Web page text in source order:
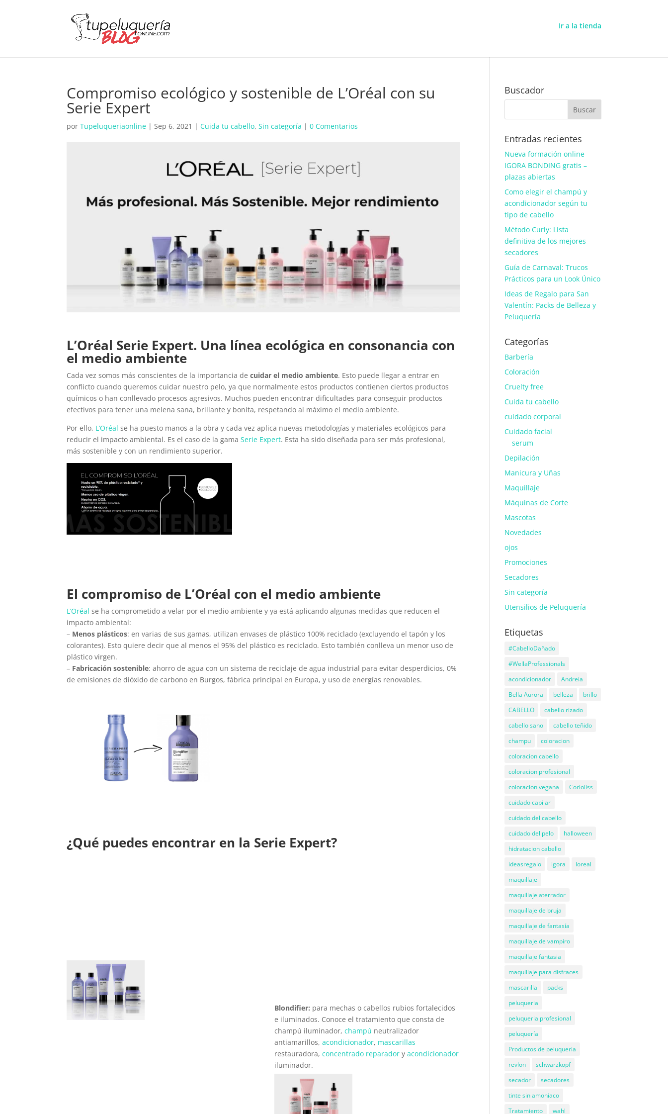
Ir a la tienda
Compromiso ecológico y sostenible de L’Oréal con su
Serie Expert
porTupeluqueriaonline |Sep 6, 2021 |Cuida tu cabello,Sin categoría |0 Comentarios
L’Oréal Serie Expert. Una línea ecológica en consonancia con
el medio ambiente
Cada vez somos más conscientes de la importancia decuidar el medio ambiente. Esto puede llegar a entrar en
conflicto cuando queremos cuidar nuestro pelo, ya que normalmente estos productos contienen ciertos productos
químicos o han conllevado procesos agresivos. Muchos pueden encontrar dificultades para conseguir productos
efectivos para tener una melena sana, brillante y bonita, respetando al máximo el medio ambiente.
Por ello, L’Oréal se ha puesto manos a la obra y cada vez aplica nuevas metodologías y materiales ecológicos para
reducir el impacto ambiental. Es el caso de la gamaSerie Expert. Esta ha sido diseñada para ser más profesional,
más sostenible y con un rendimiento superior.
El compromiso de L’Oréal con el medio ambiente
L’Oréal se ha comprometido a velar por el medio ambiente y ya está aplicando algunas medidas que reducen el
impacto ambiental:
– Menos plásticos: en varias de sus gamas, utilizan envases de plástico 100% reciclado (excluyendo el tapón y los
colorantes). Esto quiere decir que al menos el 95% del plástico es reciclado. Esto también conlleva un menor uso de
plástico virgen.
– Fabricación sostenible: ahorro de agua con un sistema de reciclaje de agua industrial para evitar desperdicios, 0%
de emisiones de dióxido de carbono en Burgos, fábrica principal en Europa, y uso de energías renovables.
¿Qué puedes encontrar en la Serie Expert?
Blondifier: para mechas o cabellos rubios fortalecidos
e iluminados. Conoce el tratamiento que consta de
champú iluminador, champú neutralizador
antiamarillos, acondicionador, mascarillas
restauradora, concentrado reparadory acondicionador
iluminador.
Buscador
Entradas recientes
Nueva formación online
IGORA BONDING gratis –
plazas abiertas
Como elegir el champú y
acondicionador según tu
tipo de cabello
Método Curly: Lista
definitiva de los mejores
secadores
Guía de Carnaval: Trucos
Prácticos para un Look Único
Ideas de Regalo para San
Valentín: Packs de Belleza y
Peluquería
Categorías
Barbería
Coloración
Cruelty free
Cuida tu cabello
cuidado corporal
Cuidado facial
serum
Depilación
Manicura y Uñas
Maquillaje
Máquinas de Corte
Mascotas
Novedades
ojos
Promociones
Secadores
Sin categoría
Utensilios de Peluquería
Etiquetas
#CabelloDañado
#WellaProfessionals
acondicionador
Andreia
Bella Aurora
belleza
brillo
CABELLO
cabello rizado
cabello sano
cabello teñido
champu
coloracion
coloracion cabello
coloracion profesional
coloracion vegana
Corioliss
cuidado capilar
cuidado del cabello
cuidado del pelo
halloween
hidratacion cabello
ideasregalo
igora
loreal
maquillaje
maquillaje aterrador
maquillaje de bruja
maquillaje de fantasía
maquillaje de vampiro
maquillaje fantasia
maquillaje para disfraces
mascarilla
packs
peluqueria
peluqueria profesional
peluquería
Productos de peluqueria
revlon
schwarzkopf
secador
secadores
tinte sin amoniaco
Tratamiento
wahl